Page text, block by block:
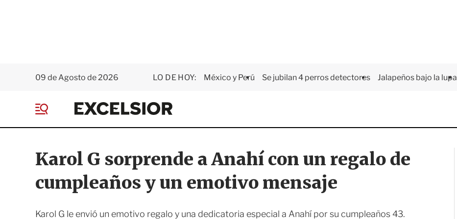
09 de Agosto de 2026 LO DE HOY: México y Perú Se jubilan 4 perros detectores Jalapeños bajo la lupa
E
x
e
i
o
r
e
Karol G sorprende a Anahí con un regalo de
cumpleaños y un emotivo mensaje
Karol G le envió un emotivo regalo y una dedicatoria especial a Anahí por su cumpleaños 43.